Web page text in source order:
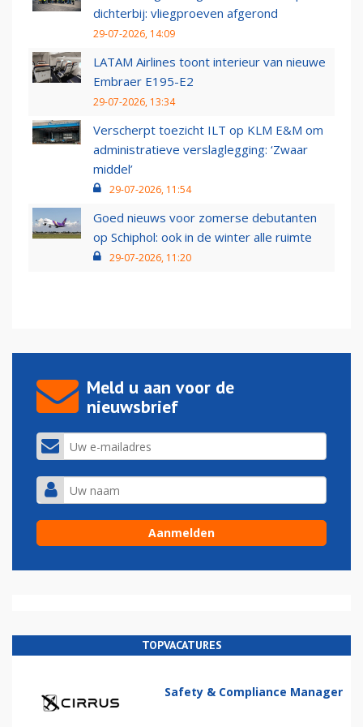
dichterbij: vliegproeven afgerond
29-07-2026, 14:09
LATAM Airlines toont interieur van nieuwe
Embraer E195-E2
29-07-2026, 13:34
Verscherpt toezicht ILT op KLM E&M om
administratieve verslaglegging: ‘Zwaar
middel’
29-07-2026, 11:54
Goed nieuws voor zomerse debutanten
op Schiphol: ook in de winter alle ruimte
29-07-2026, 11:20
Meld u aan voor de
nieuwsbrief
TOPVACATURES
Safety & Compliance Manager